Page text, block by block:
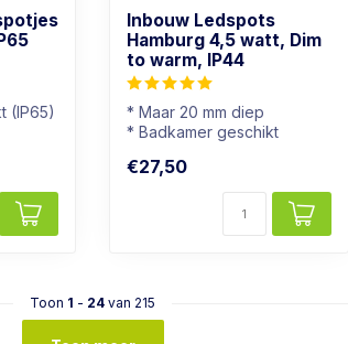
(IP65)
Inbouw Ledspots
Hamburg 4,5 watt, Dim
to warm, IP44
* Maar 20 mm diep
* Badkamer geschikt
* RVS Kleur
€27,50
Toon 1 - 24 van 215